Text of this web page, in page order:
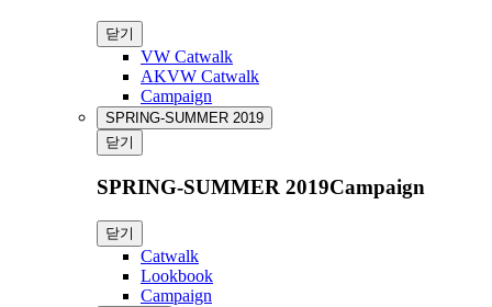
닫기
VW Catwalk
AKVW Catwalk
Campaign
SPRING-SUMMER 2019
닫기
SPRING-SUMMER 2019Campaign
닫기
Catwalk
Lookbook
Campaign